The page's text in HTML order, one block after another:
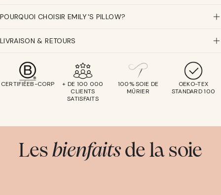
POURQUOI CHOISIR EMILY'S PILLOW?
LIVRAISON & RETOURS
CERTIFIÉEB-CORP
+ DE 100 000
CLIENTS
SATISFAITS
100% SOIE DE
MÛRIER
OEKO-TEX
STANDARD 100
Les bienfaits de la soie